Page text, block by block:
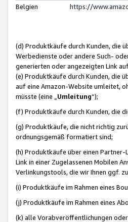
Belgien
https://
(d) Produktkäufe durch Kunden, die
Werbedienste oder andere Such-
generierten oder angezeigten Link
(e) Produktkäufe durch Kunden, die
auf eine Amazon-Website umleitet,
müsste (eine „ Umleitung“);
(f) Produktkäufe durch Kunden, die
(g) Produktkäufe, die nicht richtig
ordnungsgemäß formatiert sind;
(h) Produktkäufe über einen Partner-
Link in einer Zugelassenen Mobilen
Verlinkungstools, die wir Ihnen ggf.
(i) Produktkäufe im Rahmen eines
(j) Produktkäufe im Rahmen eines
(k) alle Vorabveröffentlichungen